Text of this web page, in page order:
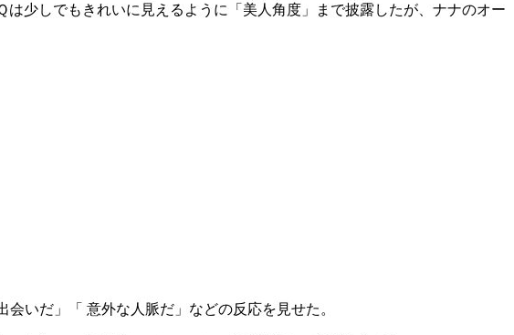
少しでもきれいに見えるように「美人角度」まで披露したが、ナナのオー
いだ」「 意外な人脈だ」などの反応を見せた。